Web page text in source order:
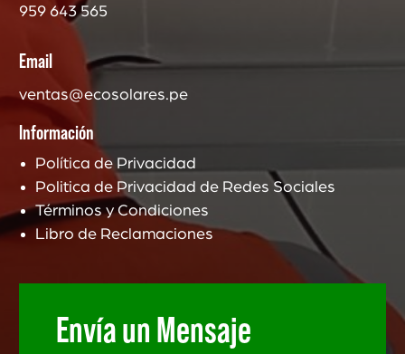
959 643 565
Email
ventas@ecosolares.pe
Información
Política de Privacidad
Politica de Privacidad de Redes Sociales
Términos y Condiciones
Libro de Reclamaciones
Envía un Mensaje